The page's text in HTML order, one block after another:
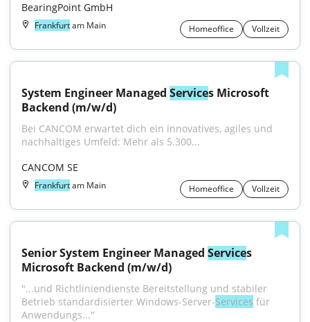
BearingPoint GmbH
Frankfurtam Main Homeoffice Vollzeit
System Engineer Managed Services Microsoft
Backend (m/w/d)
Bei CANCOM erwartet dich ein innovatives, agiles und
nachhaltiges Umfeld: Mehr als 5.300...
CANCOM SE
Frankfurtam Main Homeoffice Vollzeit
Senior System Engineer Managed Services
Microsoft Backend (m/w/d)
"...und Richtliniendienste Bereitstellung und stabiler
Betrieb standardisierter Windows-Server-Services für
Anwendungs..."